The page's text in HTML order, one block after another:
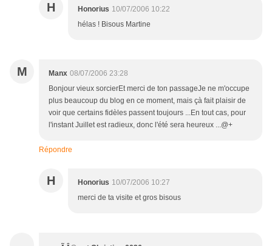
H Honorius 10/07/2006 10:22
hélas ! Bisous Martine
M Manx 08/07/2006 23:28
Bonjour vieux sorcierEt merci de ton passageJe ne m'occupe
plus beaucoup du blog en ce moment, mais çà fait plaisir de
voir que certains fidèles passent toujours ...En tout cas, pour
l'instant Juillet est radieux, donc l'été sera heureux ...@+
Répondre
H Honorius 10/07/2006 10:27
merci de ta visite et gros bisous